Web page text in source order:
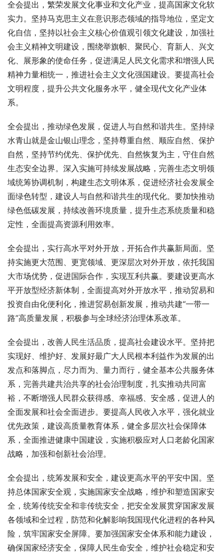
全会提出，繁荣发展文化事业和文化产业，提高国家文化软
实力。坚持马克思主义在意识形态领域的指导地位，坚定文
化自信，坚持以社会主义核心价值观引领文化建设，加强社
会主义精神文明建设，围绕举旗帜、聚民心、育新人、兴文
化、展形象的使命任务，促进满足人民文化需求和增强人民
精神力量相统一，推进社会主义文化强国建设。要提高社会
文明程度，提升公共文化服务水平，健全现代文化产业体
系。
全会提出，推动绿色发展，促进人与自然和谐共生。坚持绿
水青山就是金山银山理念，坚持尊重自然、顺应自然、保护
自然，坚持节约优先、保护优先、自然恢复为主，守住自然
生态安全边界。深入实施可持续发展战略，完善生态文明领
域统筹协调机制，构建生态文明体系，促进经济社会发展全
面绿色转型，建设人与自然和谐共生的现代化。要加快推动
绿色低碳发展，持续改善环境质量，提升生态系统质量和稳
定性，全面提高资源利用效率。
全会提出，实行高水平对外开放，开拓合作共赢新局面。坚
持实施更大范围、更宽领域、更深层次对外开放，依托我国
大市场优势，促进国际合作，实现互利共赢。要建设更高水
平开放型经济新体制，全面提高对外开放水平，推动贸易和
投资自由化便利化，推进贸易创新发展，推动共建“一带一
路”高质量发展，积极参与全球经济治理体系改革。
全会提出，改善人民生活品质，提高社会建设水平。坚持把
实现好、维护好、发展好最广大人民根本利益作为发展的出
发点和落脚点，尽力而为、量力而行，健全基本公共服务体
系，完善共建共治共享的社会治理制度，扎实推动共同富
裕，不断增强人民群众获得感、幸福感、安全感，促进人的
全面发展和社会全面进步。要提高人民收入水平，强化就业
优先政策，建设高质量教育体系，健全多层次社会保障体
系，全面推进健康中国建设，实施积极应对人口老龄化国家
战略，加强和创新社会治理。
全会提出，统筹发展和安全，建设更高水平的平安中国。坚
持总体国家安全观，实施国家安全战略，维护和塑造国家安
全，统筹传统安全和非传统安全，把安全发展贯穿国家发展
各领域和全过程，防范和化解影响我国现代化进程的各种风
险，筑牢国家安全屏障。要加强国家安全体系和能力建设，
确保国家经济安全，保障人民生命安全，维护社会稳定和安